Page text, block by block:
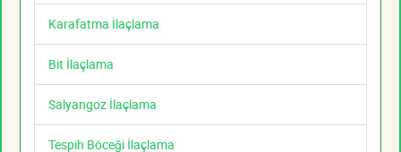
Karafatma İlaçlama
Bit İlaçlama
Salyangoz İlaçlama
Tespih Böceği İlaçlama